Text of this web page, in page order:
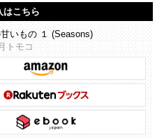
はこちら
いもの １ (Seasons)
トモコ